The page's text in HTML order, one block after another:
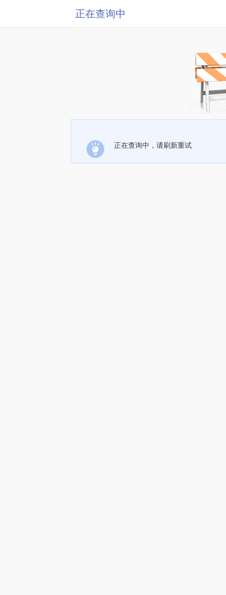
正在查询中
正在查询中，请刷新重试